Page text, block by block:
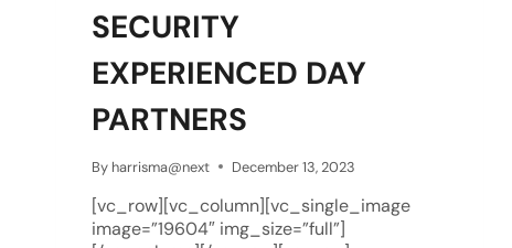
SECURITY
EXPERIENCED DAY
PARTNERS
By harrisma@next December 13, 2023
[vc_row][vc_column][vc_single_image
image=”19604″ img_size=”full”]